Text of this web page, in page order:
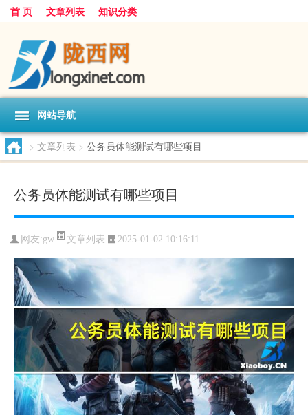
首 页 文章列表 知识分类
网站导航
> 文章列表 > 公务员体能测试有哪些项目
公务员体能测试有哪些项目
网友:gw 文章列表 2025-01-02 10:16:11